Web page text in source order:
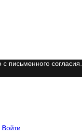
письменного согласия.
Войти